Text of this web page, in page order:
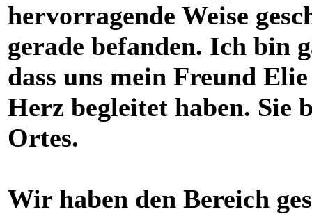
hervorragende Weise
gerade befanden. Ich bin
dass uns mein Freund
Herz begleitet haben. Sie
Ortes.
Wir haben den Bereich